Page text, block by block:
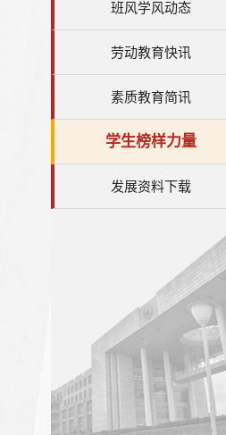
班风学风动态
劳动教育快讯
素质教育简讯
学生榜样力量
发展资料下载